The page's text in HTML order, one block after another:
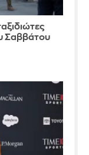
Σαββάτου